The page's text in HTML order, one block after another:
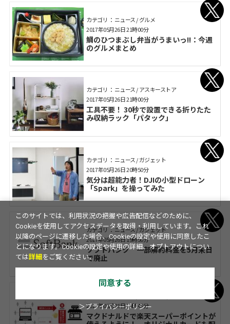
カテゴリ： ニュース / グルメ
鯛のひつまぶし弁当がうまいっ!!：今週
のグルメまとめ
2017年05月26日 21時00分
カテゴリ： ニュース / アスキーストア
工具不要！ 30秒で設置できる折りたた
み収納ラック「パタック」
2017年05月26日 21時00分
カテゴリ： ニュース / ガジェット
気分は超能力者！DJIの小型ドローン
「Spark」を操ってみた
2017年05月26日 20時50分
カテゴリ： ニュース / ガジェット
ソフトバンク 一部解約料金を5月末日
で廃止
2017年05月26日 19時50分
マクドナルドで楽天スーパーポイントが
2017年05月26日 18時45分
このサイトでは、利用状況の把握や広告配信などのために、
Cookieを使用してアクセスデータを取得・利用しています。これ
以降のページに遷移した場合、Cookieの設定や使用に同意したこ
とになります。Cookieの設定や使用の詳細、オプトアウトについ
ては詳細 をご覧ください。
同意する
＞プライバシーポリシー